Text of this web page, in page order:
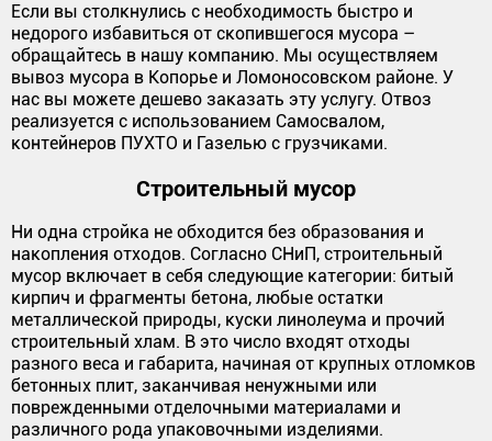
Если вы столкнулись с необходимость быстро и
недорого избавиться от скопившегося мусора –
обращайтесь в нашу компанию. Мы осуществляем
вывоз мусора в Копорье и Ломоносовском районе. У
нас вы можете дешево заказать эту услугу. Отвоз
реализуется с использованием Самосвалом,
контейнеров ПУХТО и Газелью с грузчиками.
Строительный мусор
Ни одна стройка не обходится без образования и
накопления отходов. Согласно СНиП, строительный
мусор включает в себя следующие категории: битый
кирпич и фрагменты бетона, любые остатки
металлической природы, куски линолеума и прочий
строительный хлам. В это число входят отходы
разного веса и габарита, начиная от крупных отломков
бетонных плит, заканчивая ненужными или
поврежденными отделочными материалами и
различного рода упаковочными изделиями.